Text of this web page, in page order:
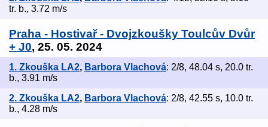
tr. b., 3.72 m/s
Praha - Hostivař - Dvojzkoušky Toulcův Dvůr
+ J0, 25. 05. 2024
1. Zkouška LA2, Barbora Vlachová: 2/8, 48.04 s, 20.0 tr.
b., 3.91 m/s
2. Zkouška LA2, Barbora Vlachová: 2/8, 42.55 s, 10.0 tr.
b., 4.28 m/s